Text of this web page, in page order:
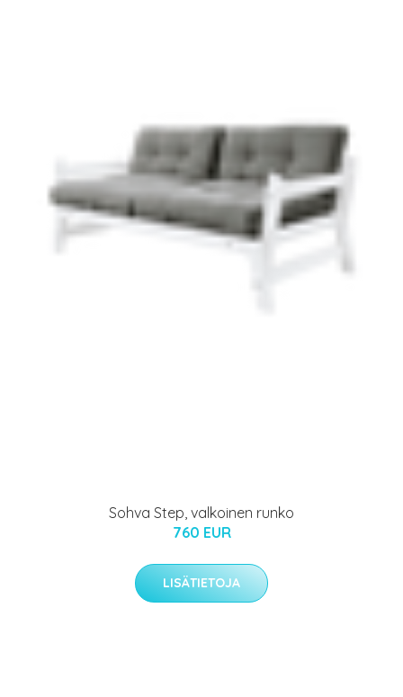
Sohva Step, valkoinen runko
760 EUR
LISÄTIETOJA